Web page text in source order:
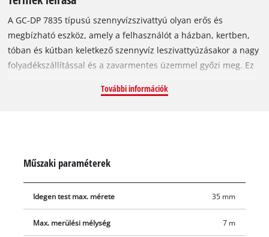
A GC-DP 7835 típusú szennyvízszivattyú olyan erős és
megbízható eszköz, amely a felhasználót a házban, kertben,
tóban és kútban keletkező szennyvíz leszivattyúzásakor a nagy
folyadékszállítással és a zavarmentes üzemmel győzi meg. Ez
akár 15.700 liter szennyvizet képes elszállítani. A
nagy igénybevételnek is ellenáll. A szennyvízszivattyú a
rugalmas csatlakoztatási lehetőség céljából univerzális
csatlakozóval és 90°-os csatlakozóval van ellátva. Az egyszerű
hála az integrált kábelfeltekerőnek a szivattyú egy pillanat
További információk
Műszaki paraméterek
Idegen test max. mérete 35 mm
Max. merülési mélység 7 m